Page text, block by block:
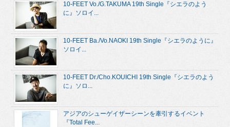
10-FEET Vo./G.TAKUMA 19th Single『シエラのよう
に』ソロイ...
10-FEET Ba./Vo.NAOKI 19th Single『シエラのように』
ソロイ...
10-FEET Dr./Cho.KOUICHI 19th Single『シエラのよう
に』ソロ...
アジアのシューゲイザーシーンを牽引するイベント
『Total Fee...